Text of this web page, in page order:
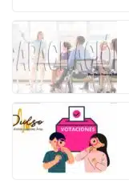
k
c
e
b
o
o
k
itt
er